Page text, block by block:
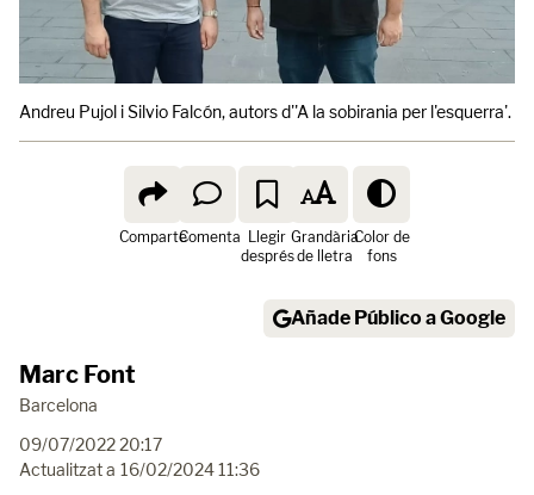
Andreu Pujol i Silvio Falcón, autors d''A la sobirania per l'esquerra'.
ComparteComenta Llegir
després
Grandària
de lletra
Color de
fons
Añade Público a Google
Marc Font
Barcelona
09/07/2022 20:17
Actualitzat a 16/02/2024 11:36